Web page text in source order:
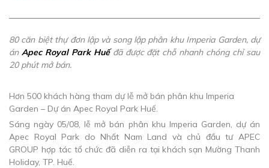
80 căn biệt thự đơn lập và song lập phân khu Imperia Garden, dự
án Apec Royal Park Huếđã được đặt chỗ nhanh chóng chỉ sau
20 phút mở bán.
Hơn 500 khách hàng tham dự lễ mở bán phân khu Imperia
Garden – Dự án Apec Royal Park Huế.
Sáng ngày 05/08, lễ mở bán phân khu Imperia Garden, dự án
Apec Royal Park do Nhất Nam Land và chủ đầu tư APEC
GROUP hợp tác tổ chức đã diễn ra tại khách sạn Mường Thanh
Holiday, TP. Huế.